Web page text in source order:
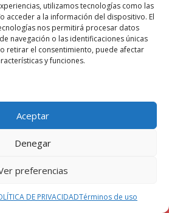
utilizamos tecnologías como las
acceder a la información del dispositivo. El
nos permitirá procesar datos
navegación o las identificaciones únicas
retirar el consentimiento, puede afectar
y funciones.
Aceptar
Denegar
preferencias
DE PRIVACIDADTérminos de uso
contacto directamente con
en Badalona?
red en Alicante ofrecen
en muchos casos, tarifas
clientes. Además, te beneficias
garantizadas por nuestra
en caso de problemas con la
tanto con la empresa que realizó el